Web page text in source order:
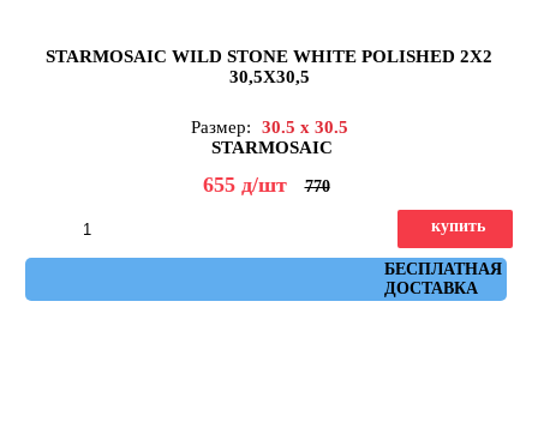
STARMOSAIC WILD STONE WHITE POLISHED 2X2
30,5X30,5
Размер:
30.5 x 30.5
STARMOSAIC
655 д/шт 770
БЕСПЛАТНАЯ
ДОСТАВКА
купить